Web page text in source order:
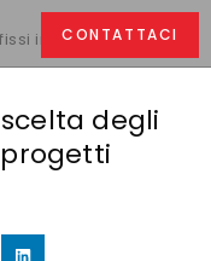
CONTATTACI
in alluminio per i
degli